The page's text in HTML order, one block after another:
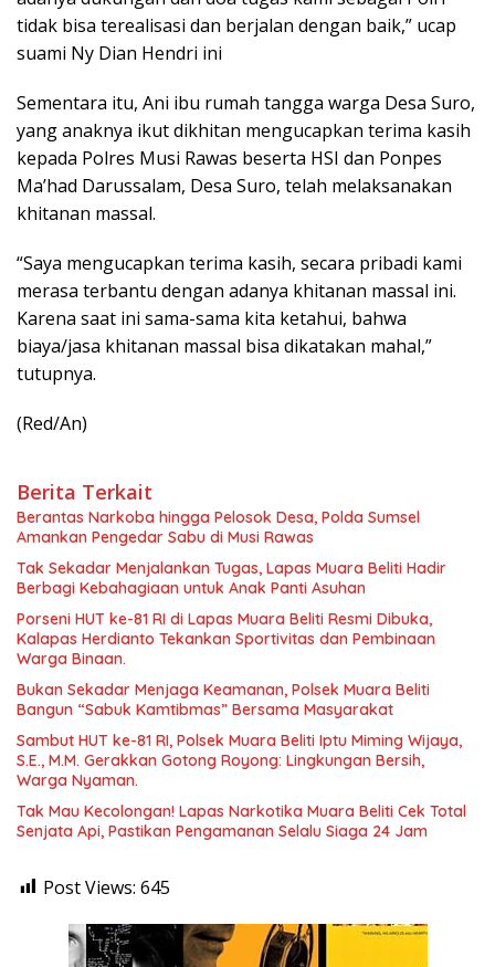
tidak bisa terealisasi dan berjalan dengan baik,” ucap
suami Ny Dian Hendri ini
Sementara itu, Ani ibu rumah tangga warga Desa Suro,
yang anaknya ikut dikhitan mengucapkan terima kasih
kepada Polres Musi Rawas beserta HSI dan Ponpes
Ma’had Darussalam, Desa Suro, telah melaksanakan
khitanan massal.
“Saya mengucapkan terima kasih, secara pribadi kami
merasa terbantu dengan adanya khitanan massal ini.
Karena saat ini sama-sama kita ketahui, bahwa
biaya/jasa khitanan massal bisa dikatakan mahal,”
tutupnya.
(Red/An)
Berita Terkait
Berantas Narkoba hingga Pelosok Desa, Polda Sumsel
Amankan Pengedar Sabu di Musi Rawas
Tak Sekadar Menjalankan Tugas, Lapas Muara Beliti Hadir
Berbagi Kebahagiaan untuk Anak Panti Asuhan
Porseni HUT ke-81 RI di Lapas Muara Beliti Resmi Dibuka,
Kalapas Herdianto Tekankan Sportivitas dan Pembinaan
Warga Binaan.
Bukan Sekadar Menjaga Keamanan, Polsek Muara Beliti
Bangun “Sabuk Kamtibmas” Bersama Masyarakat
Sambut HUT ke-81 RI, Polsek Muara Beliti Iptu Miming Wijaya,
S.E., M.M. Gerakkan Gotong Royong: Lingkungan Bersih,
Warga Nyaman.
Tak Mau Kecolongan! Lapas Narkotika Muara Beliti Cek Total
Senjata Api, Pastikan Pengamanan Selalu Siaga 24 Jam
Post Views: 645